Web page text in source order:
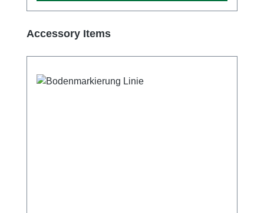
Produktgalerie überspringen
Accessory Items